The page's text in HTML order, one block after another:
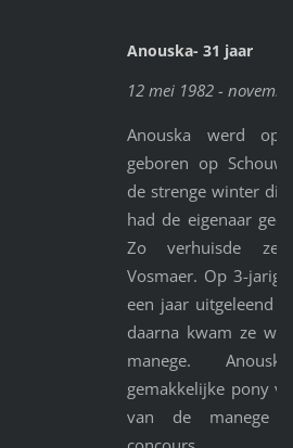
Anouska- 31 jaar
12 mei 1982 -
Anouska werd
geboren op
de strenge winter
had de eigenaar
Zo verhuisde ze
Vosmaer. Op 3-
een jaar uitgeleend
daarna kwam ze
manege.
gemakkelijke pony
van de manege